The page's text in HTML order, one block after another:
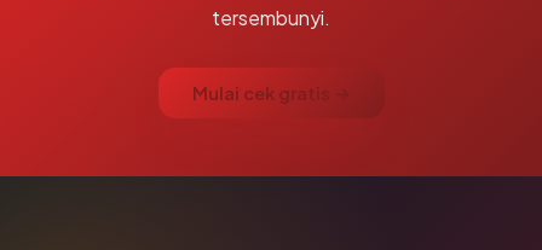
tersembunyi.
Mulai cek gratis →